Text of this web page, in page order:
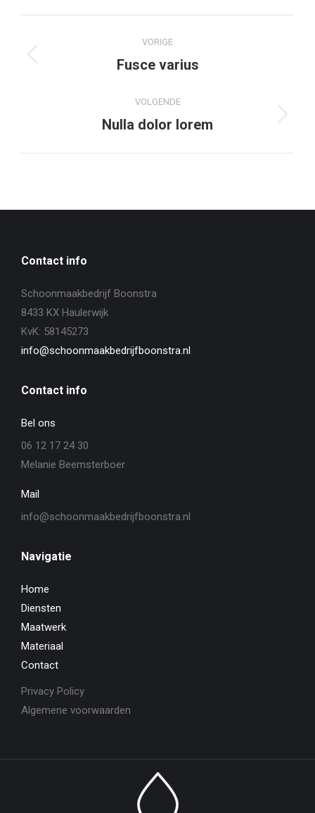
navigation
VORIGE
Previous
Fusce varius
VOLGENDE
Next
Nulla dolor lorem
Contact info
Schoonmaakbedrijf Boonstra
8433 KX Haulerwijk
KvK: 58145273
info@schoonmaakbedrijfboonstra.nl
Contact info
Bel ons
06 12 17 24 30
Melanie Beemsterboer
Mail
info@schoonmaakbedrijfboonstra.nl
Navigatie
Home
Diensten
Maatwerk
Materiaal
Contact
Privacy Policy
Algemene voorwaarden